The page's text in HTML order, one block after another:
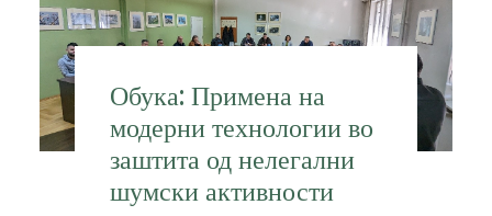
Обука: Примена на
модерни технологии во
заштита од нелегални
шумски активности